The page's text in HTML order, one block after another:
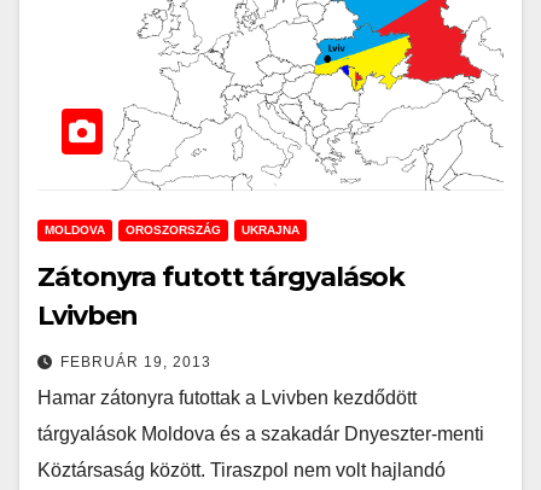
MOLDOVA OROSZORSZÁG UKRAJNA
Zátonyra futott tárgyalások
Lvivben
FEBRUÁR 19, 2013
Hamar zátonyra futottak a Lvivben kezdődött
tárgyalások Moldova és a szakadár Dnyeszter-menti
Köztársaság között. Tiraszpol nem volt hajlandó